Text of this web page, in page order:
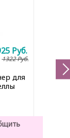
для
Руб.
1322Руб.